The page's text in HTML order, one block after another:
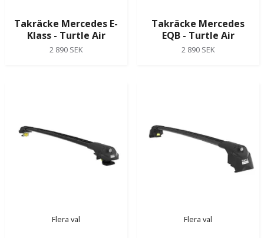
Takräcke Mercedes E-
Klass - Turtle Air
2 890 SEK
Takräcke Mercedes
EQB - Turtle Air
2 890 SEK
Flera val Flera val